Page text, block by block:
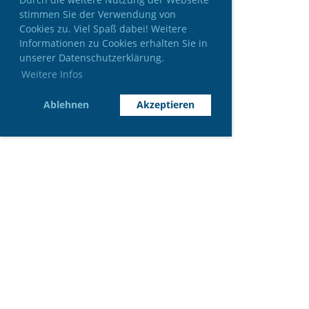
stimmen Sie der Verwendung von
Cookies zu. Viel Spaß dabei! Weitere
Informationen zu Cookies erhalten Sie in
unserer Datenschutzerklärung.
Weitere Infos
Ablehnen Akzeptieren